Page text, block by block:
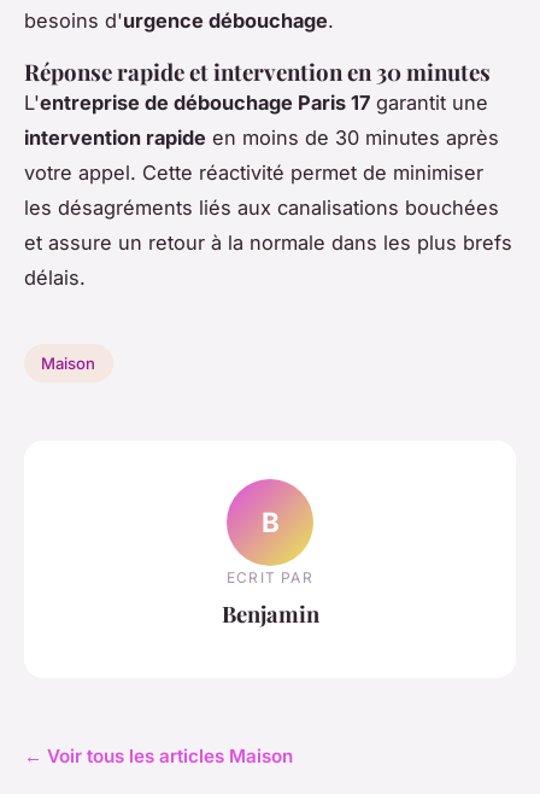
besoins d'urgence débouchage.
Réponse rapide et intervention en 30 minutes
L'entreprise de débouchage Paris 17 garantit une
intervention rapide en moins de 30 minutes après
votre appel. Cette réactivité permet de minimiser
les désagréments liés aux canalisations bouchées
et assure un retour à la normale dans les plus brefs
délais.
Maison
B
ECRIT PAR
Benjamin
← Voir tous les articles Maison